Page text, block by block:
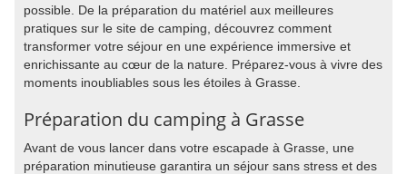
possible. De la préparation du matériel aux meilleures
pratiques sur le site de camping, découvrez comment
transformer votre séjour en une expérience immersive et
enrichissante au cœur de la nature. Préparez-vous à vivre des
moments inoubliables sous les étoiles à Grasse.
Préparation du camping à Grasse
Avant de vous lancer dans votre escapade à Grasse, une
préparation minutieuse garantira un séjour sans stress et des